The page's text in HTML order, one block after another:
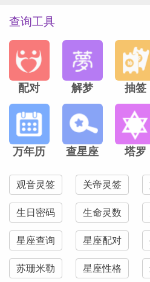
(2018 戊戌年生)纳音“平
在2026马年运逢“天生
来讲，本年属于一个比
学习知识及身心健康。
孩子的饮食健康即可，
生肖狗2026丙午马
事业运:勤奋有为，得贵
对于生肖狗来讲，无论
者在本年只要敢于承担
查询工具
配对 解梦 抽签
万年历 查星座 塔罗
观音灵签 关帝灵签
生日密码 生命灵数
星座查询 星座配对
苏珊米勒 星座性格